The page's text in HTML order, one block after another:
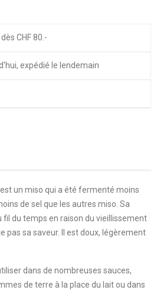
CHF 80.-
expédié le lendemain
est un miso qui a été fermenté moins
de sel que les autres miso. Sa
fil du temps en raison du vieillissement
pas sa saveur. Il est doux, légèrement
dans de nombreuses sauces,
de terre à la place du lait ou dans